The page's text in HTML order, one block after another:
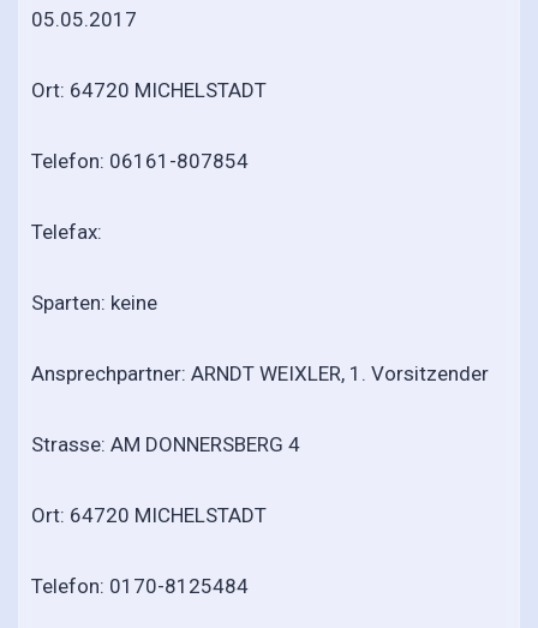
05.05.2017
Ort: 64720 MICHELSTADT
Telefon: 06161-807854
Telefax:
Sparten: keine
Ansprechpartner: ARNDT WEIXLER, 1. Vorsitzender
Strasse: AM DONNERSBERG 4
Ort: 64720 MICHELSTADT
Telefon: 0170-8125484